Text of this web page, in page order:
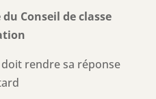
Conseil de classe
rendre sa réponse